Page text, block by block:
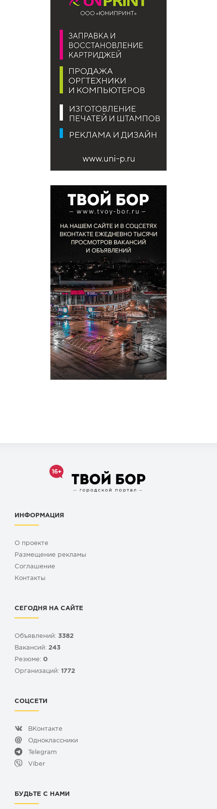
ИНФОРМАЦИЯ
О проекте
Размещение рекламы
Cоглашение
Контакты
СЕГОДНЯ НА САЙТЕ
Объявлений: 3382
Вакансий: 243
Резюме: 0
Организаций: 1772
СОЦСЕТИ
ВКонтакте
Одноклассники
Telegram
Viber
БУДЬТЕ С НАМИ